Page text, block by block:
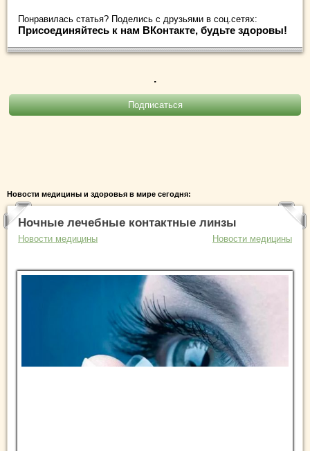
Понравилась статья? Поделись с друзьями в соц.сетях:
Присоединяйтесь к нам ВКонтакте, будьте здоровы!
.
Новости медицины и здоровья в мире сегодня:
Ночные лечебные контактные линзы
Новости медицины Новости медицины